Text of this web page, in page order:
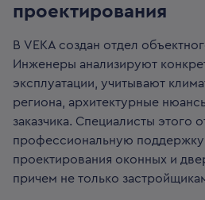
проектирования
В VEKA создан отдел
Инженеры анализируют
эксплуатации, учитывают
региона, архитектурные
заказчика. Специалисты этого
профессиональную поддержку
проектирования оконных и
причем не только